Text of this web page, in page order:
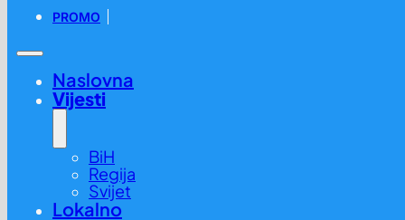
PROMO
Naslovna
Vijesti
BiH
Regija
Svijet
Lokalno